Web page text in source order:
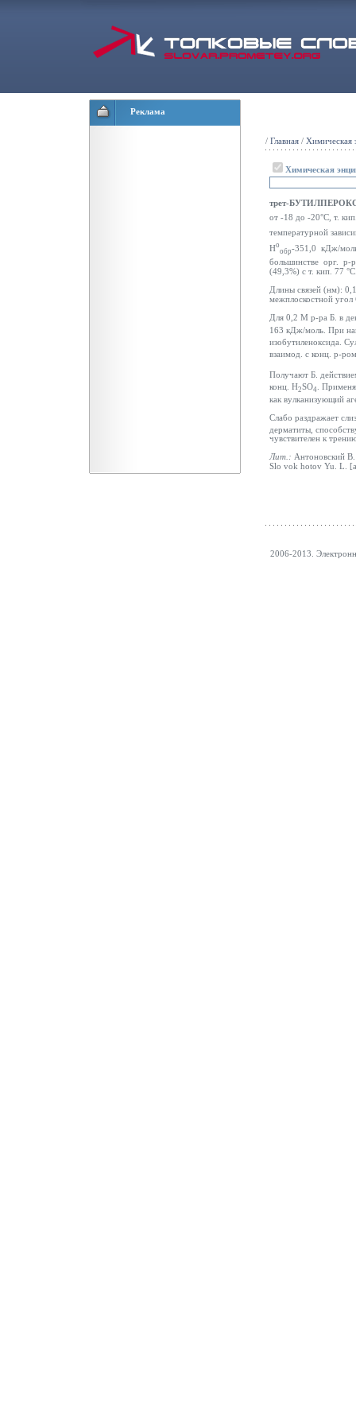
Реклама
/ Главная / Химическая
Химическая
трет-
от -18 до -20°С, т.
температурной
Но
обр-351,0 кДж/
большинстве орг. р-
(49,3%) с т. кип. 77
Длины связей (нм):
межплоскостной
Для 0,2 М р-ра Б. в
163 кДж/моль. При
изобутиленоксида.
взаимод. с конц. р-
Получают Б.
конц. H2SO4 .
как вулканизующий
Слабо раздражает
дерматиты,
чувствителен к
Лит.: Антоновский
Slo vok hotov Yu. L.
2006-2013.